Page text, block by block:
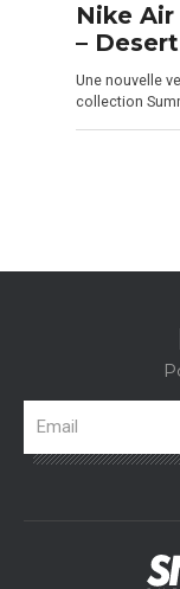
Nike Air
–
Une nouvelle
collection